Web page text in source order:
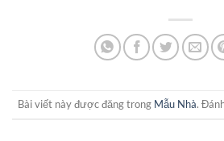
Bài viết này được đăng trong Mẫu Nhà.